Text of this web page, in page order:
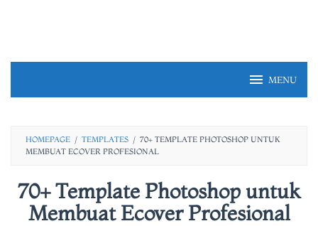
MENU
HOMEPAGE / TEMPLATES / 70+ TEMPLATE PHOTOSHOP UNTUK
MEMBUAT ECOVER PROFESIONAL
70+ Template Photoshop untuk
Membuat Ecover Profesional